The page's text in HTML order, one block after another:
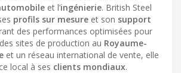
et l’ingénierie. British Steel
profils sur mesure et son support
des performances optimisées pour
sites de production au Royaume-
et un réseau international de vente, elle
local à ses clients mondiaux.